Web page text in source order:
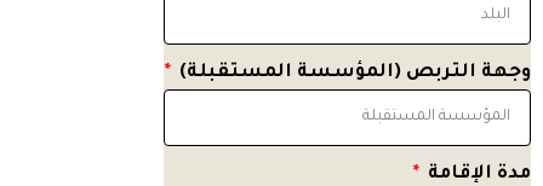
وجهة التربص (المؤسسة المستقبلة)
مدة الإقامة